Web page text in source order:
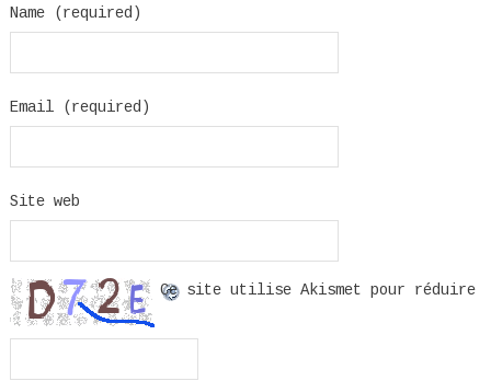
Name (required)
Email (required)
Site web
Ce site utilise Akismet pour réduire